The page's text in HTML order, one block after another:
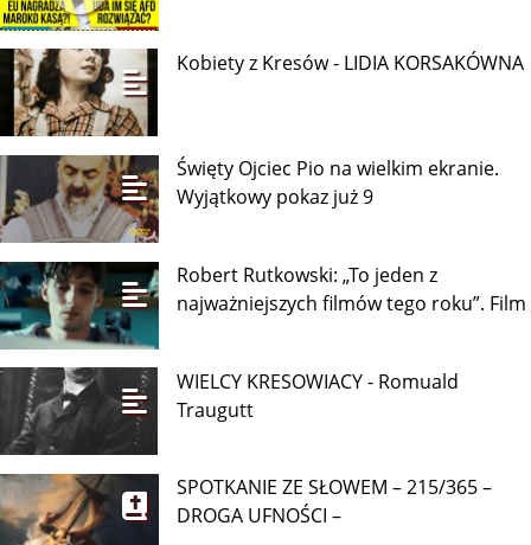
Kobiety z Kresów - LIDIA KORSAKÓWNA
Święty Ojciec Pio na wielkim ekranie.
Wyjątkowy pokaz już 9
Robert Rutkowski: „To jeden z
najważniejszych filmów tego roku”. Film
WIELCY KRESOWIACY - Romuald
Traugutt
SPOTKANIE ZE SŁOWEM – 215/365 –
DROGA UFNOŚCI –